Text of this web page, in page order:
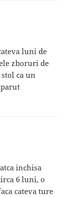
luni de
zboruri de
ca un
inchisa
6 luni, o
cateva ture